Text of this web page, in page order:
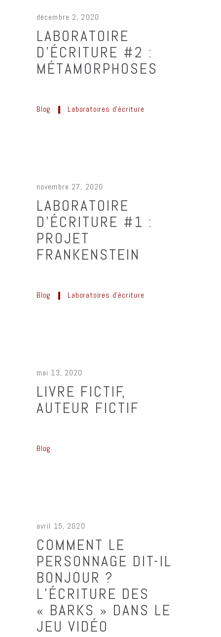
décembre 2, 2020
LABORATOIRE
D’ÉCRITURE #2 :
MÉTAMORPHOSES
Blog Laboratoires d'écriture
novembre 27, 2020
LABORATOIRE
D’ÉCRITURE #1 :
PROJET
FRANKENSTEIN
Blog Laboratoires d'écriture
mai 13, 2020
LIVRE FICTIF,
AUTEUR FICTIF
Blog
avril 15, 2020
COMMENT LE
PERSONNAGE DIT-IL
BONJOUR ?
L’ÉCRITURE DES
« BARKS » DANS LE
JEU VIDÉO